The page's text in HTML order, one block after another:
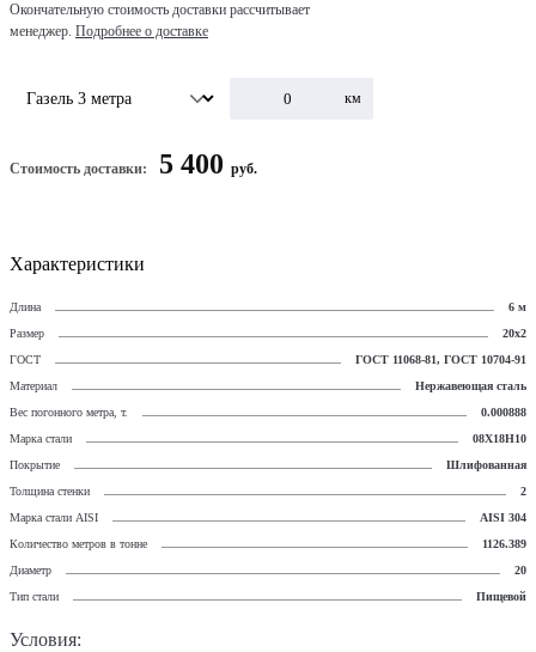
Окончательную стоимость доставки рассчитывает
менеджер. Подробнее о доставке
км
Стоимость доставки: 5 400 руб.
Характеристики
Длина
6 м
Размер
20х2
ГОСТ
ГОСТ 11068-81, ГОСТ 10704-91
Материал
Нержавеющая сталь
Вес погонного метра, т.
0.000888
Марка стали
08Х18Н10
Покрытие
Шлифованная
Толщина стенки
2
Марка стали AISI
AISI 304
Количество метров в тонне
1126.389
Диаметр
20
Тип стали
Пищевой
Условия: